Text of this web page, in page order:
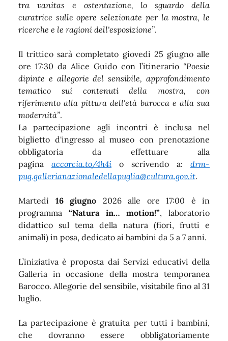
tra vanitas e ostentazione, lo sguardo della
curatrice sulle opere selezionate per la mostra, le
ricerche e le ragioni dell'esposizione”.
Il trittico sarà completato giovedì 25 giugno alle
ore 17:30 da Alice Guido con l’itinerario “Poesie
dipinte e allegorie del sensibile, approfondimento
tematico sui contenuti della mostra, con
riferimento alla pittura dell'età barocca e alla sua
modernità”.
La partecipazione agli incontri è inclusa nel
biglietto d'ingresso al museo con prenotazione
obbligatoria da effettuare alla
pagina accorcia.to/4h4i o scrivendo a: drm-
pug.gallerianazionaledellapuglia@cultura.gov.it.
Martedì 16 giugno 2026 alle ore 17:00 è in
programma “Natura in… motion!”, laboratorio
didattico sul tema della natura (fiori, frutti e
animali) in posa, dedicato ai bambini da 5 a 7 anni.
L’iniziativa è proposta dai Servizi educativi della
Galleria in occasione della mostra temporanea
Barocco. Allegorie del sensibile, visitabile fino al 31
luglio.
La partecipazione è gratuita per tutti i bambini,
che dovranno essere obbligatoriamente